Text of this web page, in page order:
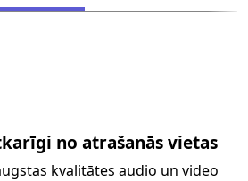
no atrašanās vietas
kvalitātes audio un video